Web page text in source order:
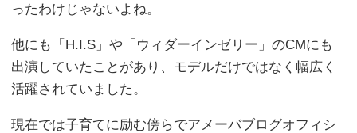
ったわけじゃないよね。
他にも「H.I.S」や「ウィダーインゼリー」のCMにも
出演していたことがあり、モデルだけではなく幅広く
活躍されていました。
現在では子育てに励む傍らでアメーバブログオフィシ